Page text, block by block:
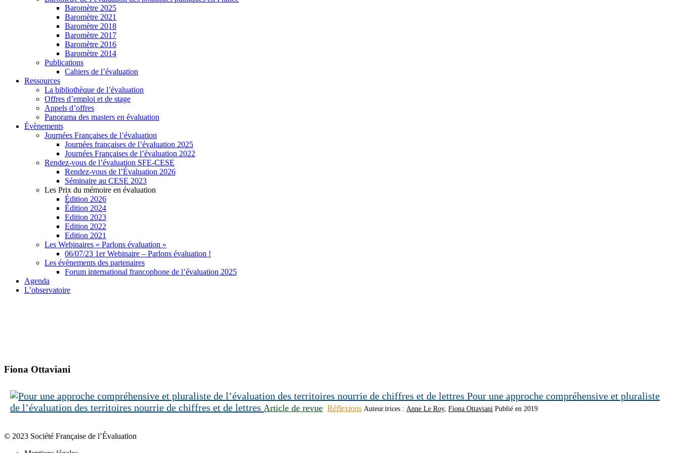
Baromètre 2025
Baromètre 2021
Baromètre 2018
Baromètre 2017
Baromètre 2016
Baromètre 2014
Publications
Cahiers de l’évaluation
Ressources
La bibliothèque de l’évaluation
Offres d’emploi et de stage
Appels d’offres
Panorama des masters en évaluation
Évènements
Journées Françaises de l’évaluation
Journées françaises de l’évaluation 2025
Journées Françaises de l’évaluation 2022
Rendez-vous de l’évaluation SFE-CESE
Rendez-vous de l’Évaluation 2026
Séminaire au CESE 2023
Les Prix du mémoire en évaluation
Édition 2026
Édition 2024
Edition 2023
Edition 2022
Edition 2021
Les Webinaires « Parlons évaluation »
06/07/23 1er Webinaire – Parlons évaluation !
Les évènements des partenaires
Forum international francophone de l’évaluation 2025
Agenda
L’observatoire
Fiona Ottaviani
Pour une approche compréhensive et pluraliste
de l’évaluation des territoires nourrie de chiffres et de lettres Article de revue Réflexions Auteur.trices : Anne Le Roy, Fiona Ottaviani Publié en 2019
© 2023 Société Française de l’Évaluation